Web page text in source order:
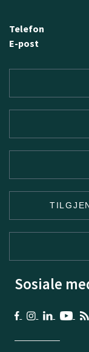
Telefon
E-post
Sosiale